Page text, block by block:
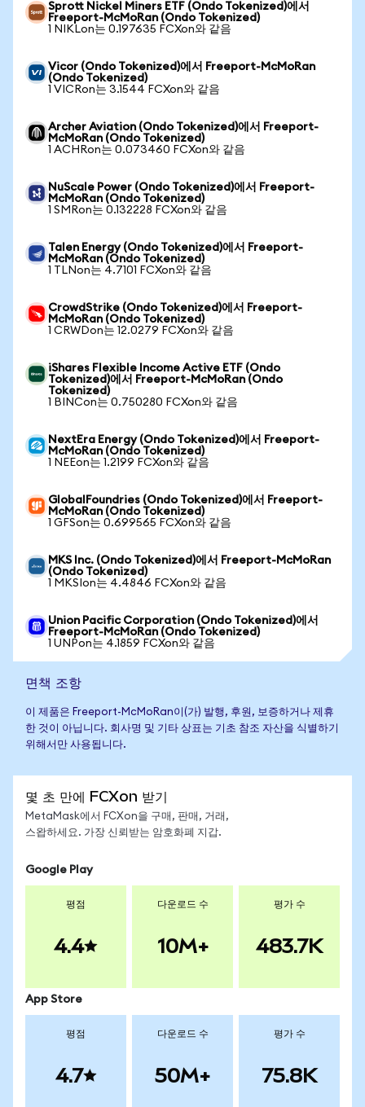
Sprott Nickel Miners ETF (Ondo Tokenized)에서
Freeport-McMoRan (Ondo Tokenized)
1 NIKLon는 0.197635 FCXon와 같음
Vicor (Ondo Tokenized)에서 Freeport-McMoRan
(Ondo Tokenized)
1 VICRon는 3.1544 FCXon와 같음
Archer Aviation (Ondo Tokenized)에서 Freeport-
McMoRan (Ondo Tokenized)
1 ACHRon는 0.073460 FCXon와 같음
NuScale Power (Ondo Tokenized)에서 Freeport-
McMoRan (Ondo Tokenized)
1 SMRon는 0.132228 FCXon와 같음
Talen Energy (Ondo Tokenized)에서 Freeport-
McMoRan (Ondo Tokenized)
1 TLNon는 4.7101 FCXon와 같음
CrowdStrike (Ondo Tokenized)에서 Freeport-
McMoRan (Ondo Tokenized)
1 CRWDon는 12.0279 FCXon와 같음
iShares Flexible Income Active ETF (Ondo
Tokenized)에서 Freeport-McMoRan (Ondo
Tokenized)
1 BINCon는 0.750280 FCXon와 같음
NextEra Energy (Ondo Tokenized)에서 Freeport-
McMoRan (Ondo Tokenized)
1 NEEon는 1.2199 FCXon와 같음
GlobalFoundries (Ondo Tokenized)에서 Freeport-
McMoRan (Ondo Tokenized)
1 GFSon는 0.699565 FCXon와 같음
MKS Inc. (Ondo Tokenized)에서 Freeport-McMoRan
(Ondo Tokenized)
1 MKSIon는 4.4846 FCXon와 같음
Union Pacific Corporation (Ondo Tokenized)에서
Freeport-McMoRan (Ondo Tokenized)
1 UNPon는 4.1859 FCXon와 같음
면책 조항
이 제품은 Freeport-McMoRan이(가) 발행, 후원, 보증하거나 제휴
한 것이 아닙니다. 회사명 및 기타 상표는 기초 참조 자산을 식별하기
위해서만 사용됩니다.
몇 초 만에 FCXon 받기
MetaMask에서 FCXon을 구매, 판매, 거래,
스왑하세요. 가장 신뢰받는 암호화폐 지갑.
Google Play
평점
4.4
다운로드 수
10M+
평가 수
483.7K
App Store
평점
4.7
다운로드 수
50M+
평가 수
75.8K